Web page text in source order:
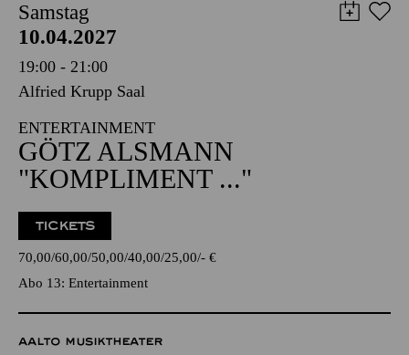
Samstag
10.04.2027
19:00 - 21:00
Alfried Krupp Saal
ENTERTAINMENT
GÖTZ ALSMANN
"KOMPLIMENT ..."
TICKETS
70,00 60,00 50,00 40,00 25,00 - €
Abo 13: Entertainment
AALTO MUSIKTHEATER